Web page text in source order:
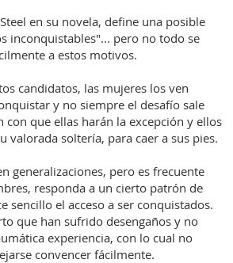
en su novela, define una posible
inconquistables"... pero no todo se
a estos motivos.
candidatos, las mujeres los ven
y no siempre el desafío sale
con que ellas harán la excepción y ellos
valorada soltería, para caer a sus pies.
generalizaciones, pero es frecuente
responda a un cierto patrón de
sencillo el acceso a ser conquistados.
que han sufrido desengaños y no
experiencia, con lo cual no
convencer fácilmente.